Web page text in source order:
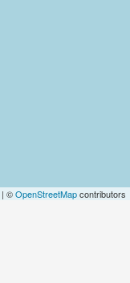
| ©OpenStreetMapcontributors